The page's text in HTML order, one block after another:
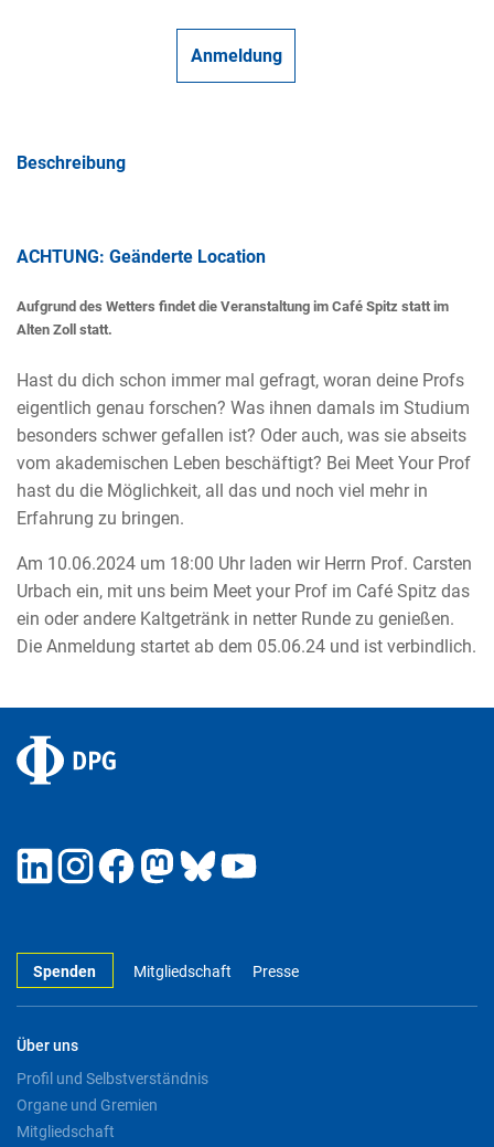
Anmeldung
Beschreibung
ACHTUNG: Geänderte Location
Aufgrund des Wetters findet die Veranstaltung im Café Spitz statt im
Alten Zoll statt.
Hast du dich schon immer mal gefragt, woran deine Profs
eigentlich genau forschen? Was ihnen damals im Studium
besonders schwer gefallen ist? Oder auch, was sie abseits
vom akademischen Leben beschäftigt? Bei Meet Your Prof
hast du die Möglichkeit, all das und noch viel mehr in
Erfahrung zu bringen.
Am 10.06.2024 um 18:00 Uhr laden wir Herrn Prof. Carsten
Urbach ein, mit uns beim Meet your Prof im Café Spitz das
ein oder andere Kaltgetränk in netter Runde zu genießen.
Die Anmeldung startet ab dem 05.06.24 und ist verbindlich.
Spenden Mitgliedschaft Presse
Über uns
Profil und Selbstverständnis
Organe und Gremien
Mitgliedschaft